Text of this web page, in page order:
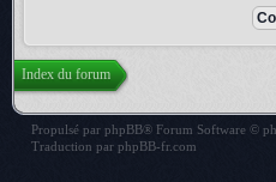
Index du forum
Propulsé par phpBB® Forum Software ©
Traduction par phpBB-fr.com